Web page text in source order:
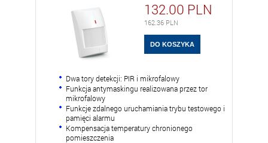
132.00 PLN
162.36 PLN
Dwa tory detekcji: PIR i mikrofalowy
Funkcja antymaskingu realizowana przez tor
mikrofalowy
Funkcje zdalnego uruchamiania trybu testowego i
pamięci alarmu
Kompensacja temperatury chronionego
pomieszczenia